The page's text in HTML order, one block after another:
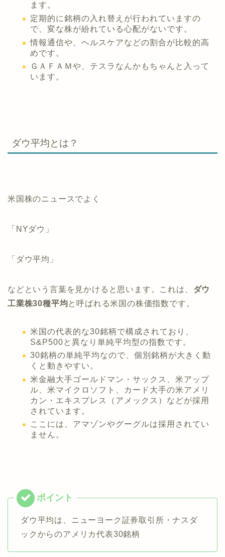
ます。
定期的に銘柄の入れ替えが行われていますの
で、変な株が紛れている心配がないです。
情報通信や、ヘルスケアなどの割合が比較的高
めです。
ＧＡＦＡＭや、テスラなんかもちゃんと入って
います。
ダウ平均とは？
米国株のニュースでよく
「NYダウ」
「ダウ平均」
などという言葉を見かけると思います。これは、 ダウ
工業株30種平均と呼ばれる米国の株価指数です。
米国の代表的な30銘柄で構成されており、
S&P500と異なり単純平均型の指数です。
30銘柄の単純平均なので、個別銘柄が大きく動
くと動きやすい。
米金融大手ゴールドマン・サックス、米アップ
ル、米マイクロソフト、カード大手の米アメリ
カン・エキスプレス（アメックス）などが採用
されています。
ここには、アマゾンやグーグルは採用されてい
ません。
ダウ平均は、ニューヨーク証券取引所・ナスダ
ックからのアメリカ代表30銘柄